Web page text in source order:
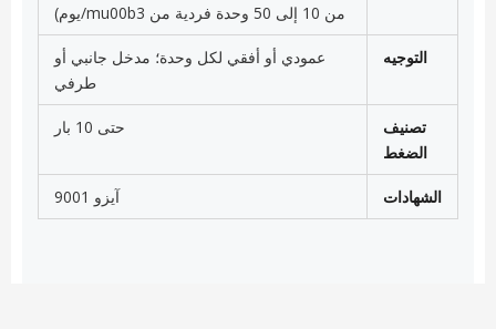
من 10 إلى 50 وحدة فردية من mu00b3/يوم)
التوجيه
عمودي أو أفقي لكل وحدة؛ مدخل جانبي أو
طرفي
تصنيف
الضغط
حتى 10 بار
الشهادات آيزو 9001